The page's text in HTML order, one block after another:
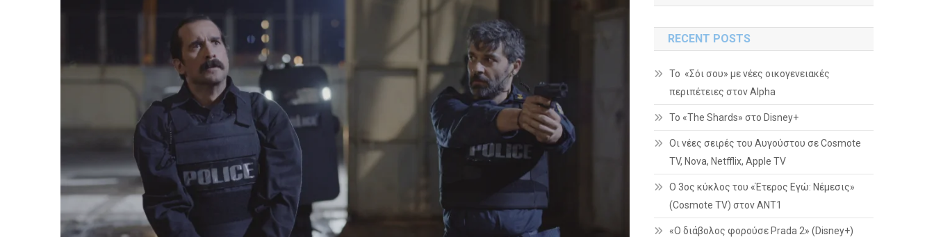
RECENT POSTS
Το «Σόι σου» με νέες οικογενειακές
περιπέτειες στον Alpha
To «The Shards» στο Disney+
Οι νέες σειρές του Αυγούστου σε Cosmote
TV, Nova, Netfflix, Apple TV
Ο 3ος κύκλος του «Έτερος Εγώ: Νέμεσις»
(Cosmote TV) στον ΑΝΤ1
«Ο διάβολος φορούσε Prada 2» (Disney+)